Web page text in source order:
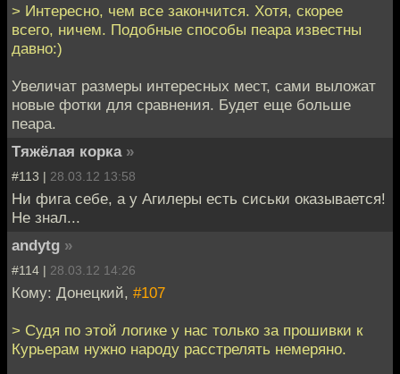
> Интересно, чем все закончится. Хотя, скорее
всего, ничем. Подобные способы пеара известны
давно:)
Увеличат размеры интересных мест, сами выложат
новые фотки для сравнения. Будет еще больше
пеара.
Тяжёлая корка »
#113 | 28.03.12 13:58
Ни фига себе, а у Агилеры есть сиськи оказывается!
Не знал...
andytg »
#114 | 28.03.12 14:26
Кому: Донецкий, #107
> Судя по этой логике у нас только за прошивки к
Курьерам нужно народу расстрелять немеряно.